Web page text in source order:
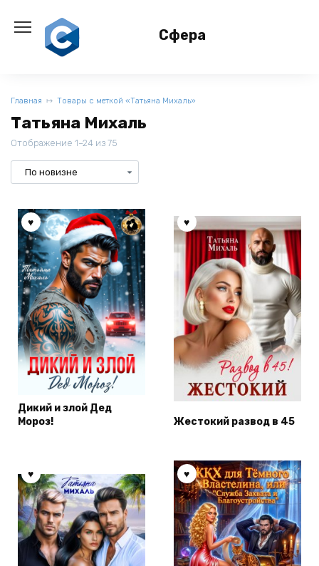
содержанию
Сфера
Главная Товары с меткой «Татьяна Михаль»
Татьяна Михаль
Отображение 1–24 из 75
Дикий и злой Дед
Мороз!
Жестокий развод в 45